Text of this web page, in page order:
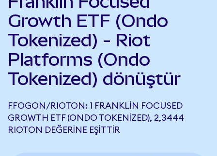
Growth ETF (Ondo
Tokenized) - Riot
Platforms (Ondo
Tokenized) dönüştür
FFOGON/RIOTON: 1 FRANKLIN FOCUSED
GROWTH ETF (ONDO TOKENIZED), 2,3444
RIOTON DEĞERINE EŞITTIR